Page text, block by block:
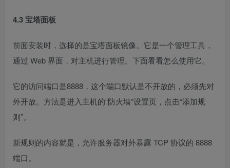
4.3 宝塔面板
前面安装时，选择的是宝塔面板镜像。它是一个管理工具，
通过 Web 界面，对主机进行管理。下面看看怎么使用它。
它的访问端口是8888，这个端口默认是不开放的，必须先对
外开放。方法是进入主机的“防火墙”设置页，点击“添加规
则”。
新规则的内容就是，允许服务器对外暴露 TCP 协议的 8888
端口。